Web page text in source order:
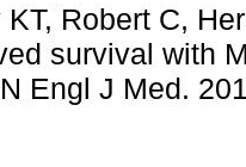
Robert C,
survival with
Engl J Med.